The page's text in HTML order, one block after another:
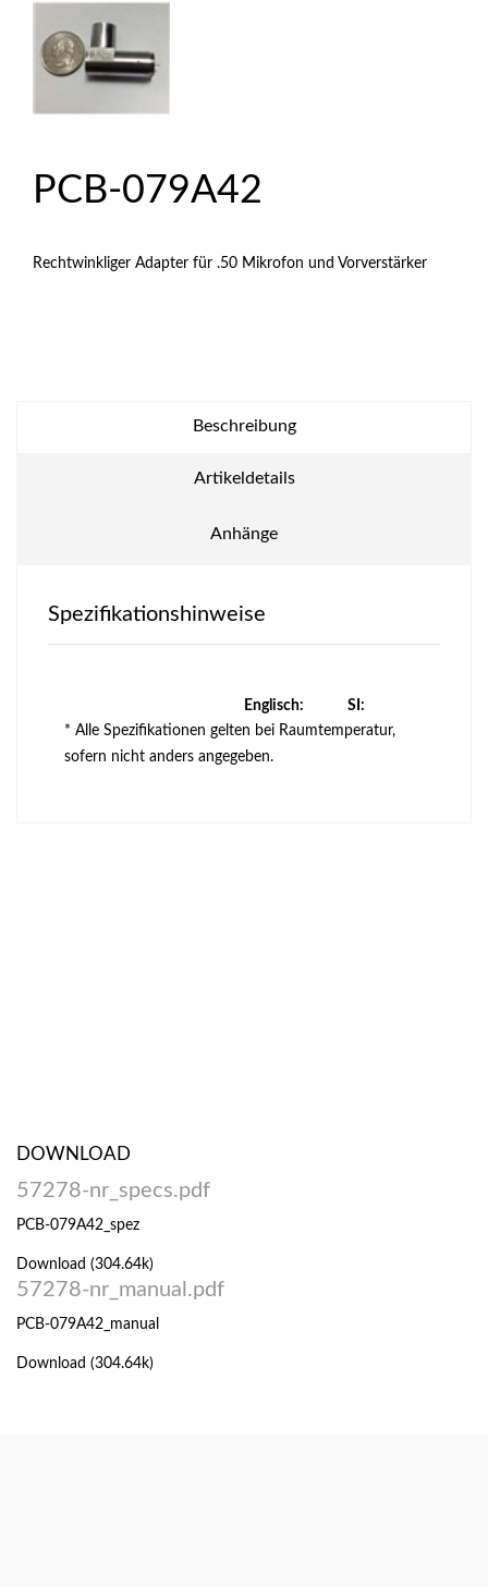
PCB-079A42
Rechtwinkliger Adapter für .50 Mikrofon und Vorverstärker
Beschreibung
Artikeldetails
Anhänge
Spezifikationshinweise
Englisch:
SI:
* Alle Spezifikationen gelten bei Raumtemperatur,
sofern nicht anders angegeben.
DOWNLOAD
57278-nr_specs.pdf
PCB-079A42_spez
Download (304.64k)
57278-nr_manual.pdf
PCB-079A42_manual
Download (304.64k)